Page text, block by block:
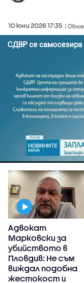
10 юни 2026 17:35 |
Адвокат
Марковски за
убийството в
Пловдив: Не съм
виждал подобна
жестокост и